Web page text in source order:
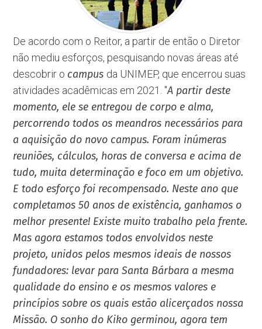
De acordo com o Reitor, a partir de então o Diretor
não mediu esforços, pesquisando novas áreas até
descobrir o campus da UNIMEP, que encerrou suas
atividades acadêmicas em 2021. ''A partir deste
momento, ele se entregou de corpo e alma,
percorrendo todos os meandros necessários para
a aquisição do novo campus. Foram inúmeras
reuniões, cálculos, horas de conversa e acima de
tudo, muita determinação e foco em um objetivo.
E todo esforço foi recompensado. Neste ano que
completamos 50 anos de existência, ganhamos o
melhor presente! Existe muito trabalho pela frente.
Mas agora estamos todos envolvidos neste
projeto, unidos pelos mesmos ideais de nossos
fundadores: levar para Santa Bárbara a mesma
qualidade do ensino e os mesmos valores e
princípios sobre os quais estão alicerçados nossa
Missão. O sonho do Kiko germinou, agora tem